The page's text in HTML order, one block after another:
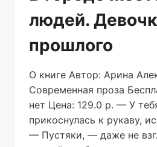
людей.
прошлого
О книге Автор: Арина
Современная проза
нет Цена: 129.0 р. — У
прикоснулась к рукаву,
— Пустяки, — даже не